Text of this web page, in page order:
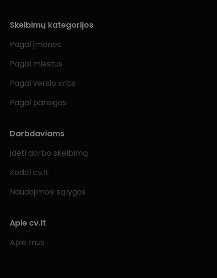
Skelbimų kategorijos
Pagal įmones
Pagal miestus
Pagal verslo sritis
Pagal pareigas
Darbdaviams
Įdėti darbo skelbimą
Kodėl cv.lt
Naudojimosi sąlygos
Apie cv.lt
Apie mus